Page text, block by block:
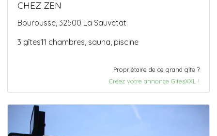
CHEZ ZEN
Bourousse, 32500 La Sauvetat
3 gîtes11 chambres, sauna, piscine
Propriétaire de ce grand gîte ?
Créez votre annonce GitesXXL !